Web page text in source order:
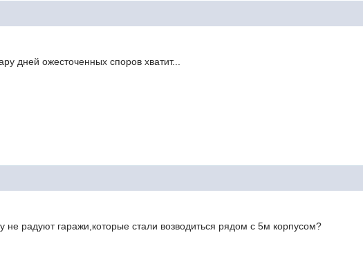
дней ожесточенных споров хватит...
радуют гаражи,которые стали возводиться рядом с 5м корпусом?